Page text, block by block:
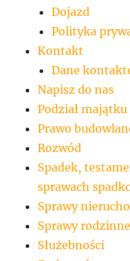
Dojazd
Polityka
Kontakt
Dane
Napisz do nas
Podział majątku
Prawo
Rozwód
Spadek,
sprawach
Sprawy
Sprawy
Służebności